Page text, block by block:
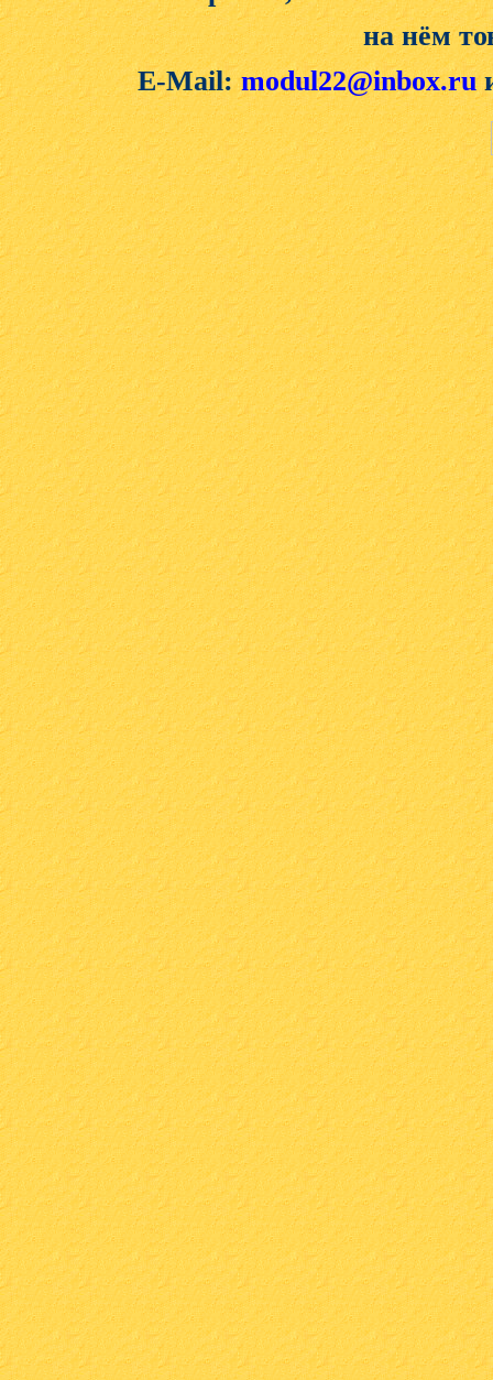
на нём
E-Mail:modul22@inbox.ru